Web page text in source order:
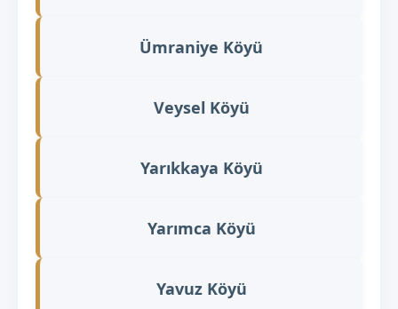
Ümraniye Köyü
Veysel Köyü
Yarıkkaya Köyü
Yarımca Köyü
Yavuz Köyü